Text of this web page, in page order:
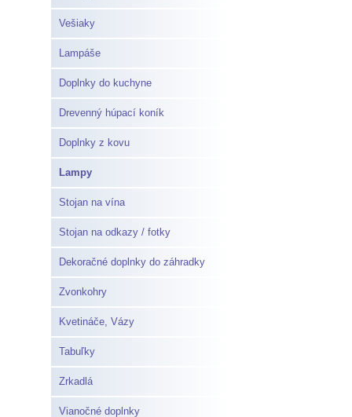
Vešiaky
Lampáše
Doplnky do kuchyne
Drevenný húpací koník
Doplnky z kovu
Lampy
Stojan na vína
Stojan na odkazy / fotky
Dekoračné doplnky do záhradky
Zvonkohry
Kvetináče, Vázy
Tabuľky
Zrkadlá
Vianočné doplnky